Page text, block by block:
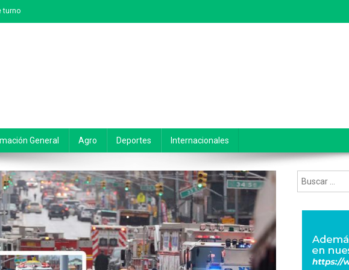
turno
General Agro Deportes Internacionales